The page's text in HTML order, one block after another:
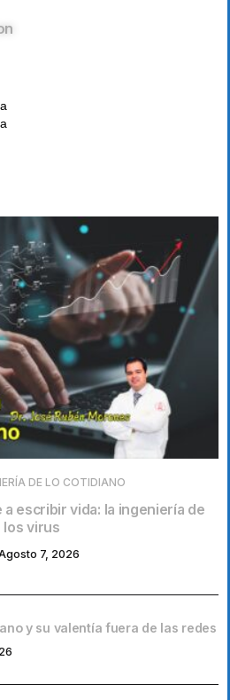
DE LO COTIDIANO
a escribir vida: la ingeniería de
los virus
7, 2026
y su valentía fuera de las redes